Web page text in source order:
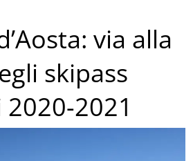
via alla
skipass
2021